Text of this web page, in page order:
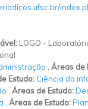
LOGO -
Áreas de
Estudo: Ciência da
Áreas de Estudo:
Áreas de Estudo: